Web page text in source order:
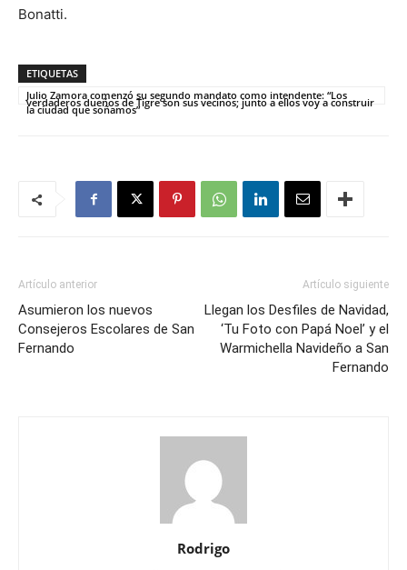
Bonatti.
ETIQUETAS
Julio Zamora comenzó su segundo mandato como intendente: “Los
verdaderos dueños de Tigre son sus vecinos; junto a ellos voy a construir
la ciudad que soñamos”
Artículo anterior
Asumieron los nuevos
Consejeros Escolares de San
Fernando
Artículo siguiente
Llegan los Desfiles de Navidad,
‘Tu Foto con Papá Noel’ y el
Warmichella Navideño a San
Fernando
Rodrigo